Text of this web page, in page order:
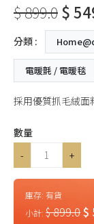
$ 899.0$
分類 :
電暖氈 / 電暖毯
採用優質抓毛絨面
數量
-
+
庫存: 有貨
小計: $ 899.0$